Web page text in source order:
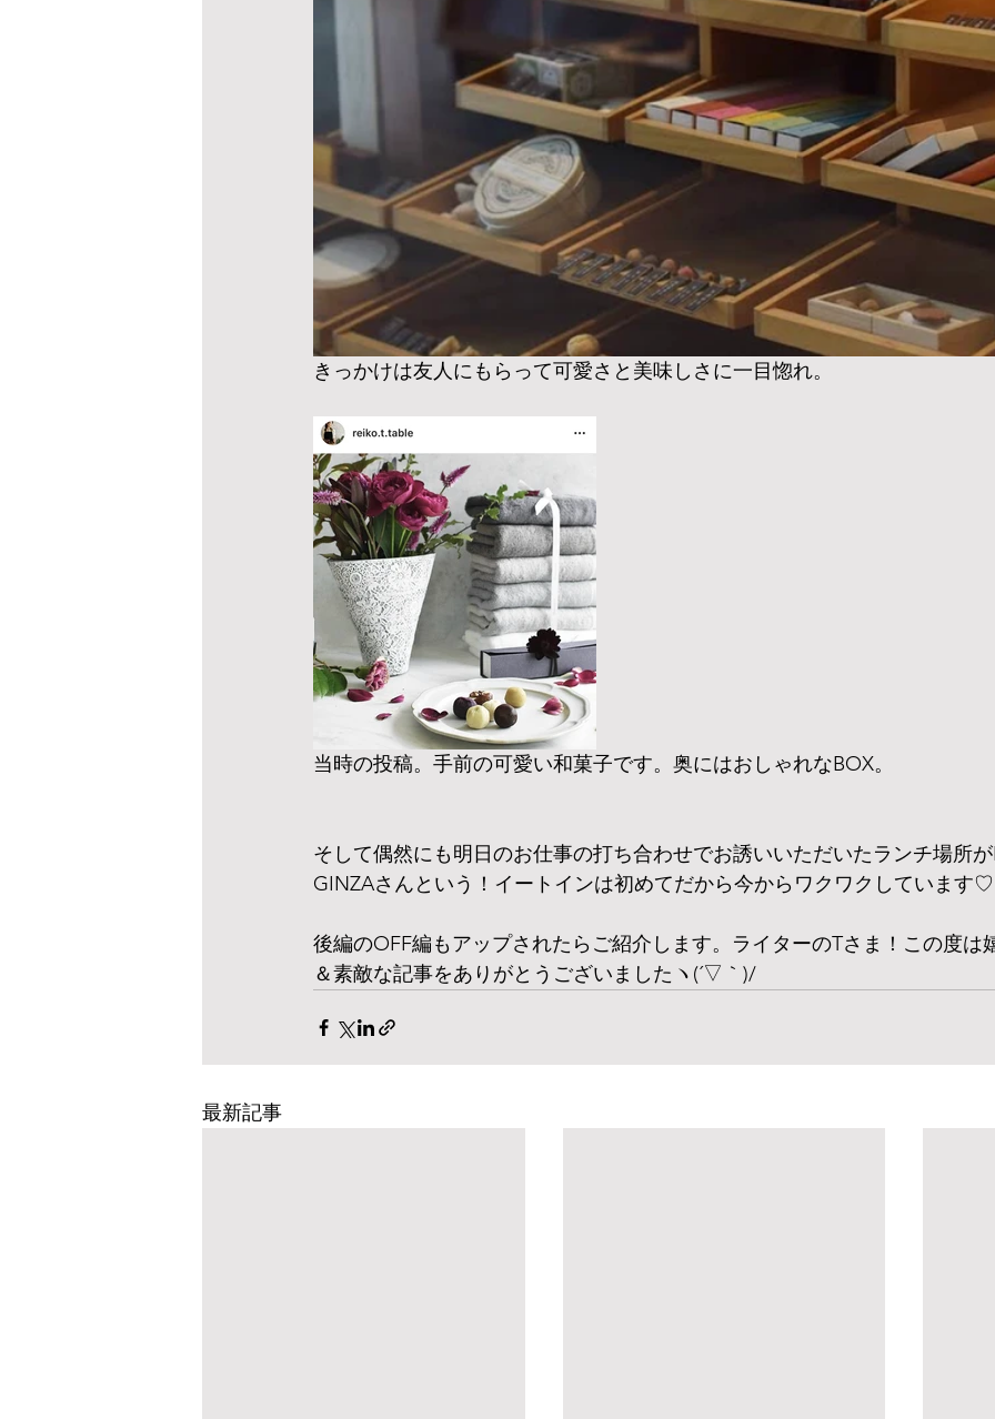
きっかけは友人にもらって可愛さと美味しさに一目惚れ。
当時の投稿。手前の可愛い和菓子です。奥にはおしゃれなBOX。
そして偶然にも明日のお仕事の打ち合わせでお誘いいただいたランチ場所が
GINZAさんという！イートインは初めてだから今からワクワクしています♡
後編のOFF編もアップされたらご紹介します。ライターのTさま！この度は
＆素敵な記事をありがとうございましたヽ(´▽｀)/
最新記事